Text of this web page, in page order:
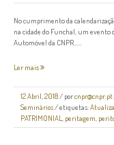
No cumprimento da
na cidade do Funchal, um evento
Automóvel da CNPR......
Ler mais
12 Abril, 2018/ porcnpr@cnpr.pt
Seminários/ etiquetas:
PATRIMONIAL, peritagem,